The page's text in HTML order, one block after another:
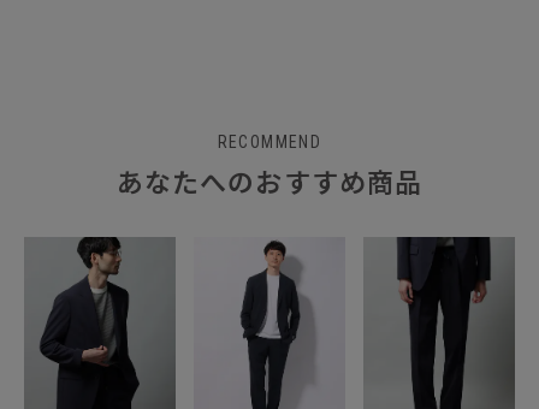
RECOMMEND
あなたへのおすすめ商品